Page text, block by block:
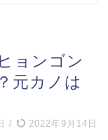
ョンゴン
元カノは
/ 2022年9月14日